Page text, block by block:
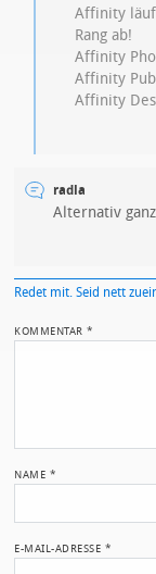
Affinity
Rang ab!
Affinity
Affinity
Affinity
radla
Alternativ
Redet mit. Seid nett
KOMMENTAR*
NAME *
E-MAIL-ADRESSE *